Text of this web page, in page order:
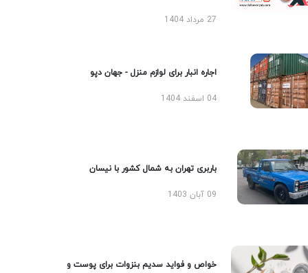
27 مرداد 1404
اجاره انبار برای لوازم منزل - جهان دپو
04 اسفند 1404
باربری تهران به شمال کشور با نیسان
09 آبان 1403
خواص و فواید سدیم بنزوات برای پوست و